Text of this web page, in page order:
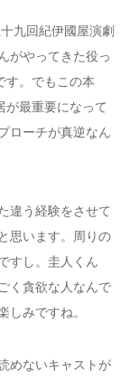
九回紀伊國屋演劇
がやってきた役っ
す。でもこの本
が最重要になって
ローチが真逆なん
違う経験をさせて
思います。周りの
すし。圭人くん
く貪欲な人なんで
みですね。
めないキャストが